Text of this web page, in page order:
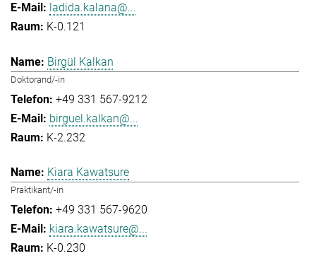
ladida.kalana@...
K-0.121
Birgül Kalkan
Doktorand/-in
+49 331 567-9212
birguel.kalkan@...
K-2.232
Kiara Kawatsure
Praktikant/-in
+49 331 567-9620
kiara.kawatsure@...
K-0.230